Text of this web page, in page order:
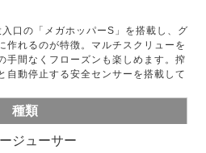
口の「メガホッパーS」を搭載し、グ
作れるのが特徴。マルチスクリューを
手間なくフローズンも楽しめます。搾
自動停止する安全センサーを搭載して
種類
ジューサー